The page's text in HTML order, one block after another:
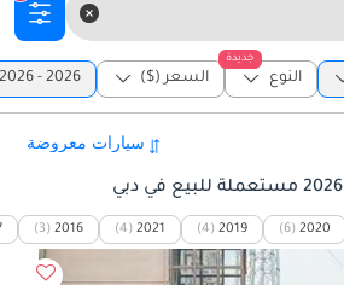
جديدة
النوع السعر ($) 2026 - 2026
2020
(6)
2019
(4)
2021
(4)
2016
(3)